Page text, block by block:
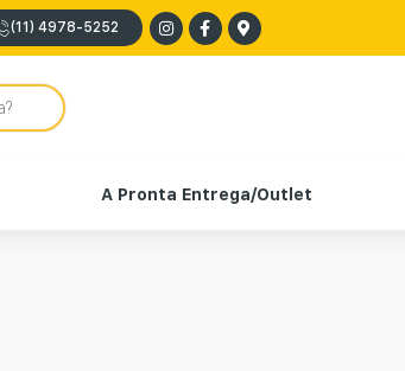
(11) 4978-5252
A Pronta Entrega/Outlet